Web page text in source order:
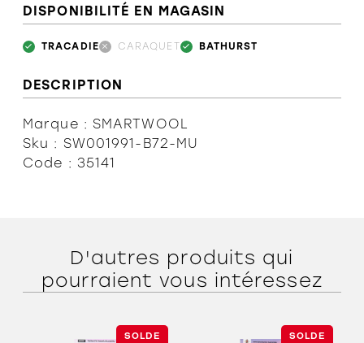
DISPONIBILITÉ EN MAGASIN
TRACADIE CARAQUET BATHURST
DESCRIPTION
Marque : SMARTWOOL
Sku : SW001991-B72-MU
Code : 35141
D'autres produits qui
pourraient vous intéressez
SOLDE SOLDE